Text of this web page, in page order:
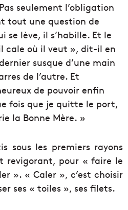
seulement l’obligation
tout une question de
se lève, il s’habille. Et le
cale où il veut », dit-il en
susque d’une main
de l’autre. Et
de pouvoir enfin
fois que je quitte le port,
la Bonne Mère. »
sous les premiers rayons
revigorant, pour « faire le
». « Caler », c’est choisir
ses « toiles », ses filets.